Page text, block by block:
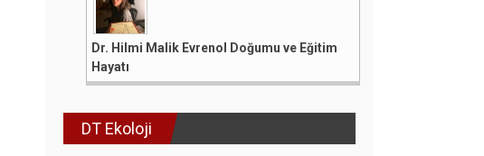
Dr. Hilmi Malik Evrenol Doğumu ve Eğitim
Hayatı
DT Ekoloji